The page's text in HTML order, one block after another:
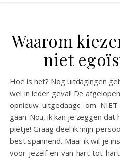
Waarom
niet
Hoe is het? Nog uitdagingen gehad de afgelopen dagen? Ik
wel in ieder geval! De
opnieuw uitgedaagd om
gaan. Nou, ik kan je zeggen dat
pietje! Graag deel ik mijn
best spannend. Maar ik wil je
voor jezelf en van hart tot